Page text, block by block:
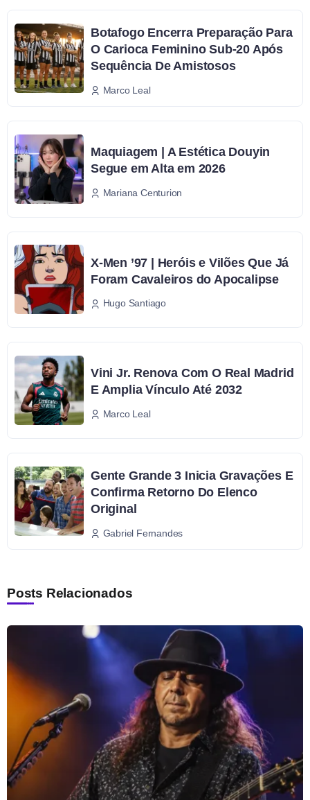
Botafogo Encerra Preparação Para
O Carioca Feminino Sub-20 Após
Sequência De Amistosos
Marco Leal
Maquiagem | A Estética Douyin
Segue em Alta em 2026
Mariana Centurion
X-Men ’97 | Heróis e Vilões Que Já
Foram Cavaleiros do Apocalipse
Hugo Santiago
Vini Jr. Renova Com O Real Madrid
E Amplia Vínculo Até 2032
Marco Leal
Gente Grande 3 Inicia Gravações E
Confirma Retorno Do Elenco
Original
Gabriel Fernandes
Posts Relacionados